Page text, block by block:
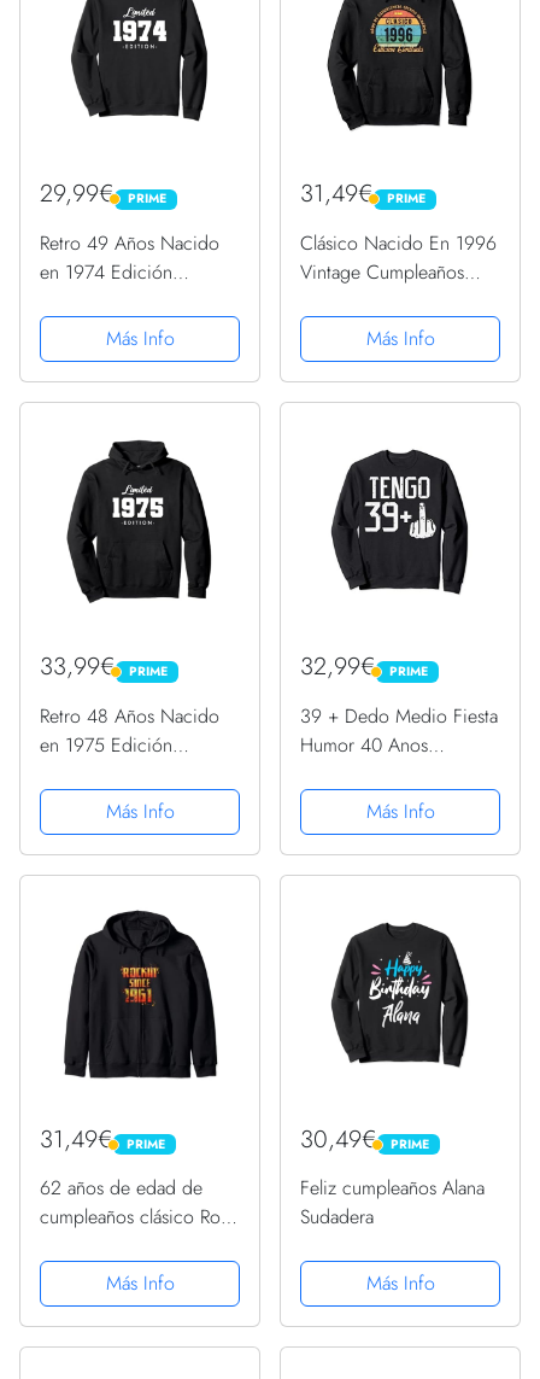
29,99€ PRIME
PRIME
Retro 49 Años Nacido
en 1974 Edición
SudaderaMás Info
31,49€ PRIME
PRIME
Clásico Nacido En 1996
Vintage Cumpleaños
con Capucha
Más Info
33,99€ PRIME
PRIME
Retro 48 Años Nacido
en 1975 Edición
Sudadera con Capucha
Más Info
32,99€ PRIME
PRIME
39 + Dedo Medio Fiesta
Humor 40 Anos
SudaderaMás Info
31,49€ PRIME
PRIME
62 años de edad de
cumpleaños clásico Rock
Sudadera con Capucha
Más Info
30,49€ PRIME
PRIME
Feliz cumpleaños Alana
Sudadera
Más Info